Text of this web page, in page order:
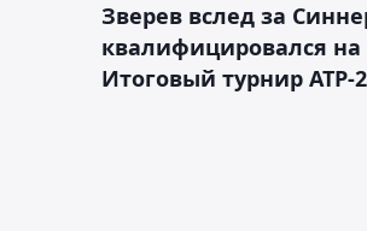
Зверев вслед за
квалифицировался на
Итоговый турнир ATP-